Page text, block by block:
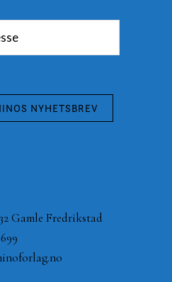
Gamle Fredrikstad